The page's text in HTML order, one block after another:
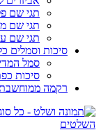
תגי שם
תגי שם
תגי שם
סיכות וסמלים
סמל
סיכות
רקמה